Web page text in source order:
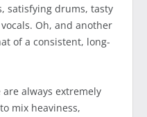
satisfying drums, tasty
Oh, and another
of a consistent, long-
always extremely
mix heaviness,